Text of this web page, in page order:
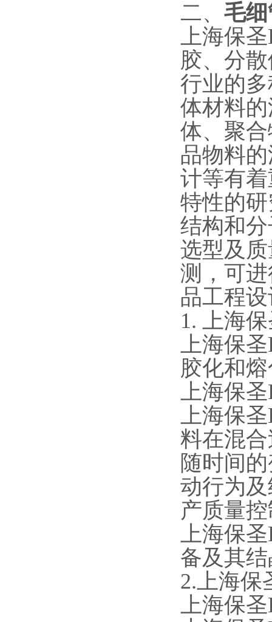
二、 毛
上海保
胶、分
行业的
体材料
体、聚
品物料
计等有
特性的
结构和
选型及
测，可
品工程
1. 上海
上海保
胶化和
上海保
上海保
料在混
随时间
动行为
产质量
上海保
备及其
2.上海保
上海保